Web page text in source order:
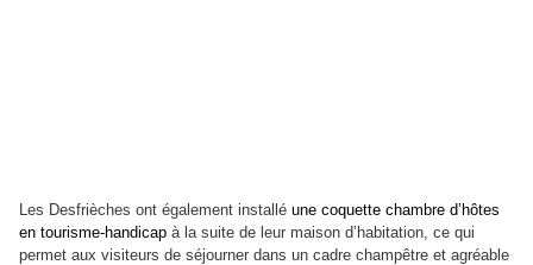
Les Desfrièches ont également installé une coquette chambre d’hôtes
en tourisme-handicap à la suite de leur maison d’habitation, ce qui
permet aux visiteurs de séjourner dans un cadre champêtre et agréable